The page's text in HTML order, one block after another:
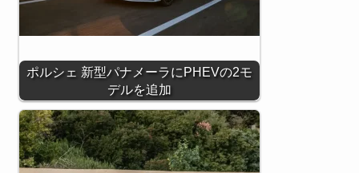
ポルシェ 新型パナメーラにPHEVの2モ
デルを追加